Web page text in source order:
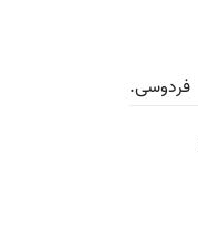
فردوسی.